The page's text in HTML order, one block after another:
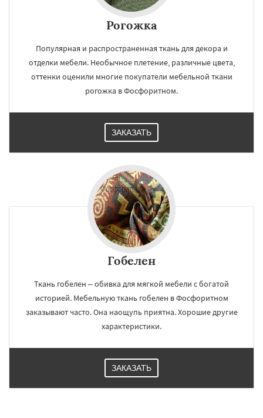
Рогожка
Популярная и распространенная ткань для декора и
отделки мебели. Необычное плетение, различные цвета,
оттенки оценили многие покупатели мебельной ткани
рогожка в Фосфоритном.
ЗАКАЗАТЬ
Гобелен
Ткань гобелен – обивка для мягкой мебели с богатой
историей. Мебельную ткань гобелен в Фосфоритном
заказывают часто. Она наощупь приятна. Хорошие другие
характеристики.
ЗАКАЗАТЬ